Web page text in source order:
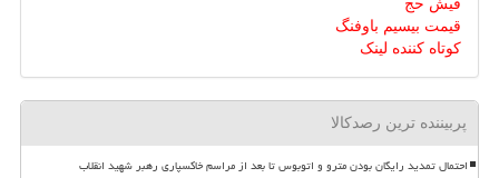
فیش حج
قیمت بیسیم باوفنگ
کوتاه کننده لینک
پربیننده ترین رصدکالا
احتمال تمدید رایگان بودن مترو و اتوبوس تا بعد از مراسم خاکسپاری رهبر شهید انقلاب